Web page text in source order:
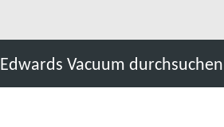
Edwards Vacuum durchsuchen